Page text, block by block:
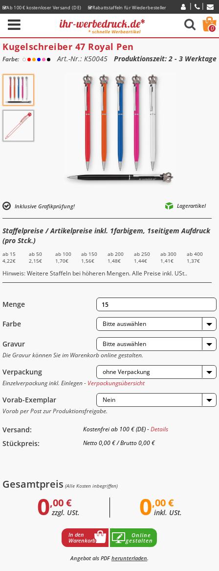
Ab 100 € kostenloser Versand (DE)
Rabattstaffeln für Wiederbesteller
0
Kugelschreiber 47 Royal Pen
Farbe: Art.-Nr.: K50045 Produktionszeit: 2 - 3 Werktage
Inklusive Grafikprüfung! Lagerartikel
Staffelpreise / Artikelpreise inkl. 1farbigem, 1seitigem Aufdruck
(pro Stck.)
ab 15
4,22€
ab 50
2,15€
ab 100
1,70€
ab 150
1,56€
ab 200
1,48€
ab 250
1,44€
ab 300
1,41€
ab 400
1,37€
Hinweis: Weitere Staffeln bei höheren Mengen. Alle Preise inkl. USt..
Menge
Farbe Bitte auswählen
Gravur
Bitte auswählen
Die Gravur können Sie im Warenkorb online gestalten.
Verpackung
ohne Verpackung
Einzelverpackung inkl. Einlegen - Verpackungsübersicht
Vorab-Exemplar
Nein
Vorab per Post zur Produktionsfreigabe.
Versand: Kostenfrei ab 100 € (DE) -Details
Stückpreis: Netto 0,00 €/ Brutto 0,00 €
Gesamtpreis (Alle Kosten inbegriffen)
0,00 €
zzgl. USt. 0,00 €
inkl. USt.
In den
Warenkorb
Online
gestalten
Angebot als PDF herunterladen.